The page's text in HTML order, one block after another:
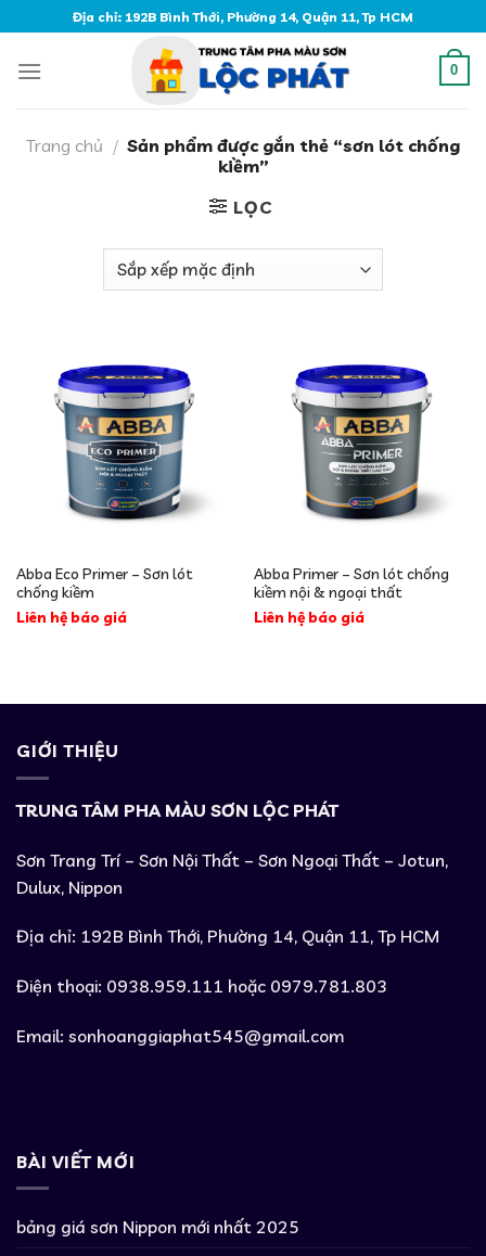
to
content
Địa chỉ: 192B Bình Thới, Phường 14, Quận 11, Tp HCM
0
Trang chủ / Sản phẩm được gắn thẻ “sơn lót chống
kiềm”
LỌC
Abba Eco Primer – Sơn lót
chống kiềm
Liên hệ báo giá
Abba Primer – Sơn lót chống
kiềm nội & ngoại thất
Liên hệ báo giá
GIỚI THIỆU
TRUNG TÂM PHA MÀU SƠN LỘC PHÁT
Sơn Trang Trí – Sơn Nội Thất – Sơn Ngoại Thất – Jotun,
Dulux, Nippon
Địa chỉ: 192B Bình Thới, Phường 14, Quận 11, Tp HCM
Điện thoại: 0938.959.111 hoặc 0979.781.803
Email: sonhoanggiaphat545@gmail.com
BÀI VIẾT MỚI
bảng giá sơn Nippon mới nhất 2025